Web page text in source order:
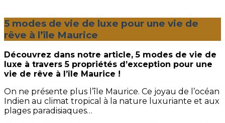
5 modes de vie de luxe pour une vie de
rêve à l’île Maurice
Découvrez dans notre article, 5 modes de vie de
luxe à travers 5 propriétés d’exception pour une
vie de rêve à l’île Maurice !
On ne présente plus l’île Maurice. Ce joyau de l’océan
Indien au climat tropical à la nature luxuriante et aux
plages paradisiaques…